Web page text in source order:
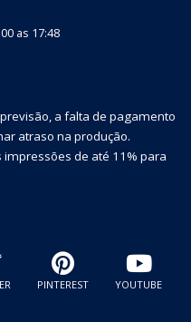
as 17:48
a falta de pagamento
atraso na produção.
de até 11% para
PINTEREST YOUTUBE